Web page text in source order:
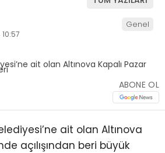
Genel
ABONE OL
ait olan Altınova
açılışından beri büyük